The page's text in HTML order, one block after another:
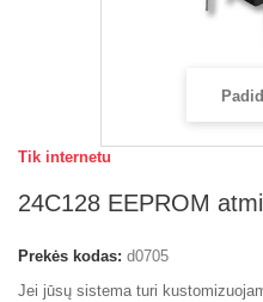
Tik internetu
24C128 EEPROM
Prekės kodas: d0705
Jei jūsų sistema turi